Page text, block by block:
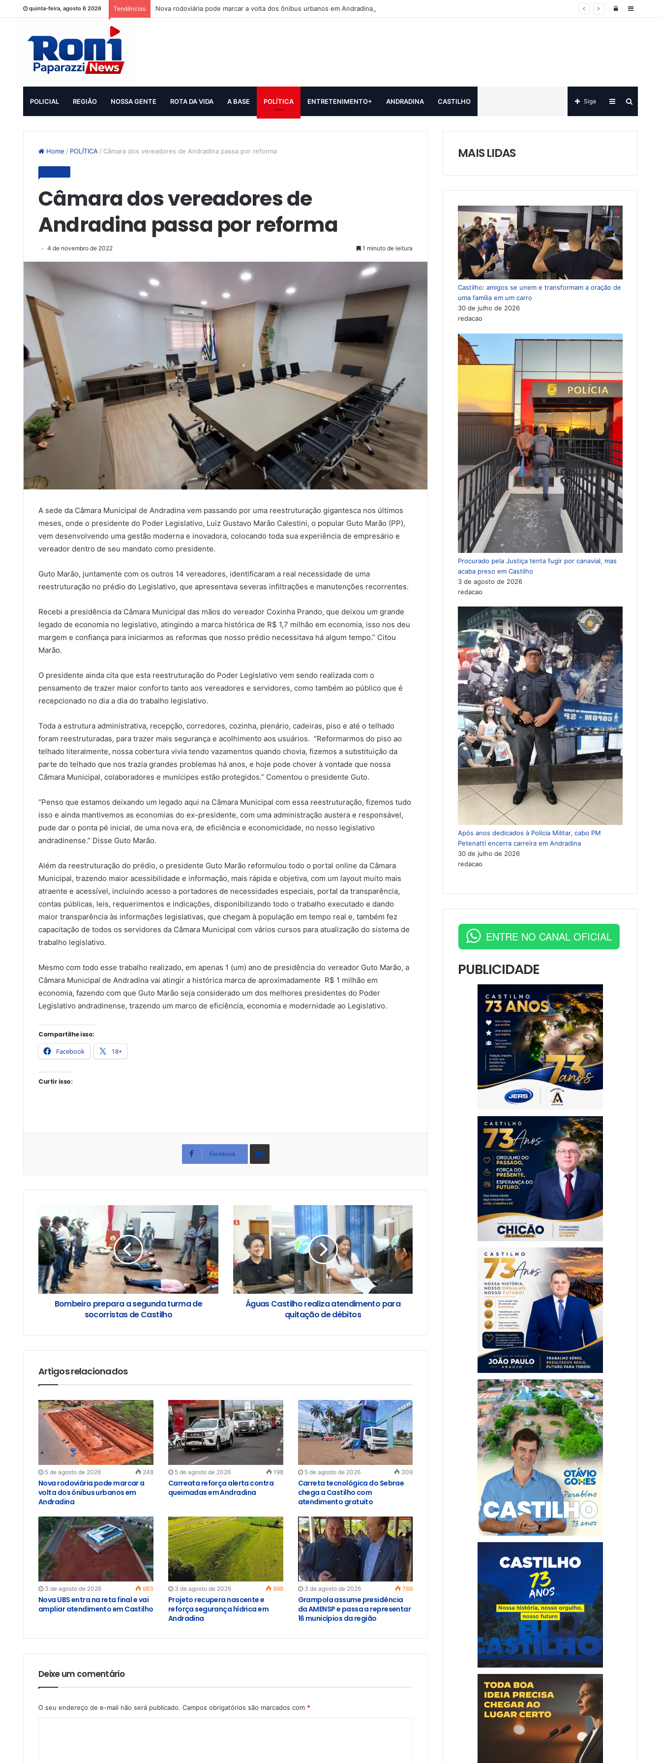
quinta-feira, agosto 6 2026 Tendências Nova rodoviária pode marcar a volta dos ônibus urbanos em Andradina Sidebar
Log
POLICIAL REGIÃO NOSSA GENTE ROTA DA VIDA A BASE POLÍTICA ENTRETENIMENTO+ ANDRADINA CASTILHO
por
Sidebar
Siga
Home / POLÍTICA / Câmara dos vereadores de Andradina passa por reforma
Câmara dos vereadores de
Andradina passa por reforma
4 de novembro de 2022 1 minuto de leitura
A sede da Câmara Municipal de Andradina vem passando por uma reestruturação gigantesca nos últimos
meses, onde o presidente do Poder Legislativo, Luiz Gustavo Marão Calestini, o popular Guto Marão (PP),
vem desenvolvendo uma gestão moderna e inovadora, colocando toda sua experiência de empresário e
vereador dentro de seu mandato como presidente.
Guto Marão, juntamente com os outros 14 vereadores, identificaram a real necessidade de uma
reestruturação no prédio do Legislativo, que apresentava severas infiltrações e manutenções recorrentes.
Recebi a presidência da Câmara Municipal das mãos do vereador Coxinha Prando, que deixou um grande
legado de economia no legislativo, atingindo a marca histórica de R$ 1,7 milhão em economia, isso nos deu
margem e confiança para iniciarmos as reformas que nosso prédio necessitava há algum tempo.” Citou
Marão.
O presidente ainda cita que esta reestruturação do Poder Legislativo vem sendo realizada com o
pensamento de trazer maior conforto tanto aos vereadores e servidores, como também ao público que é
recepcionado no dia a dia do trabalho legislativo.
Toda a estrutura administrativa, recepção, corredores, cozinha, plenário, cadeiras, piso e até o telhado
foram reestruturadas, para trazer mais segurança e acolhimento aos usuários. “Reformarmos do piso ao
telhado literalmente, nossa cobertura vivia tendo vazamentos quando chovia, fizemos a substituição da
parte do telhado que nos trazia grandes problemas há anos, e hoje pode chover à vontade que nossa
Câmara Municipal, colaboradores e munícipes estão protegidos.” Comentou o presidente Guto.
“Penso que estamos deixando um legado aqui na Câmara Municipal com essa reestruturação, fizemos tudo
isso e ainda mantivemos as economias do ex-presidente, com uma administração austera e responsável,
pude dar o ponta pé inicial, de uma nova era, de eficiência e economicidade, no nosso legislativo
andradinense.” Disse Guto Marão.
Além da reestruturação do prédio, o presidente Guto Marão reformulou todo o portal online da Câmara
Municipal, trazendo maior acessibilidade e informação, mais rápida e objetiva, com um layout muito mais
atraente e acessível, incluindo acesso a portadores de necessidades especiais, portal da transparência,
contas públicas, leis, requerimentos e indicações, disponibilizando todo o trabalho executado e dando
maior transparência às informações legislativas, que chegam à população em tempo real e, também fez
capacitação de todos os servidores da Câmara Municipal com vários cursos para atualização do sistema de
trabalho legislativo.
Mesmo com todo esse trabalho realizado, em apenas 1 (um) ano de presidência do vereador Guto Marão, a
Câmara Municipal de Andradina vai atingir a histórica marca de aproximadamente R$ 1 milhão em
economia, fazendo com que Guto Marão seja considerado um dos melhores presidentes do Poder
Legislativo andradinense, trazendo um marco de eficiência, economia e modernidade ao Legislativo.
Compartilhe isso:
Facebook 18+
Curtir isso:
Facebook
Compartilhar
mail
Bombeiro prepara a segunda turma de
socorristas de Castilho
Águas Castilho realiza atendimento para
quitação de débitos
Artigos relacionados
5 de agosto de 2026 248
Nova rodoviária pode marcar a
volta dos ônibus urbanos em
Andradina
5 de agosto de 2026 198
Carreata reforça alerta contra
queimadas em Andradina
5 de agosto de 2026 309
Carreta tecnológica do Sebrae
chega a Castilho com
atendimento gratuito
3 de agosto de 2026 983
Nova UBS entra na reta final e vai
ampliar atendimento em Castilho
3 de agosto de 2026 998
Projeto recupera nascente e
reforça segurança hídrica em
Andradina
3 de agosto de 2026 769
Grampola assume presidência
da AMENSP e passa a representar
16 municípios da região
Deixe um comentário
O seu endereço de e-mail não será publicado. Campos obrigatórios são marcados com *
MAIS LIDAS
Castilho: amigos se unem e transformam a oração de
uma família em um carro
30 de julho de 2026
redacao
Procurado pela Justiça tenta fugir por canavial, mas
acaba preso em Castilho
3 de agosto de 2026
redacao
Após anos dedicados à Polícia Militar, cabo PM
Petenatti encerra carreira em Andradina
30 de julho de 2026
redacao
ENTRE NO CANAL OFICIAL
PUBLICIDADE